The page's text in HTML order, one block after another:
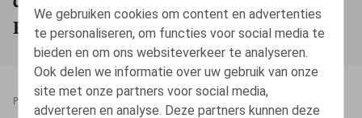
We gebruiken cookies om content en advertenties
te personaliseren, om functies voor social media te
bieden en om ons websiteverkeer te analyseren.
Ook delen we informatie over uw gebruik van onze
site met onze partners voor social media,
adverteren en analyse. Deze partners kunnen deze
Européenne en la matière
PRESSROOM 26.05.2026